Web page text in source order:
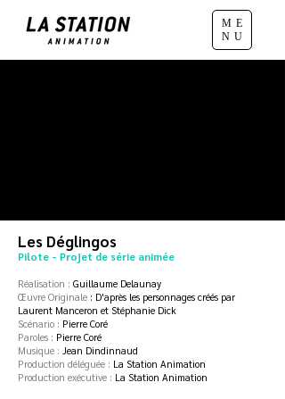
ME
NU
​Les Déglingos
Pilote - Projet de série animée
Réalisation : Guillaume Delaunay
Œuvre Originale : D'après les personnages créés par
Laurent Manceron et Stéphanie Dick
Scénario : Pierre Coré
Paroles : Pierre Coré
Musique : Jean Dindinnaud
Production déléguée : La Station Animation
Production exécutive : La Station Animation